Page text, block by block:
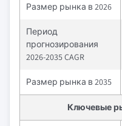
Размер рынка в 2026
Период
прогнозирования
2026-2035 CAGR
Размер рынка в 2035
Ключевые